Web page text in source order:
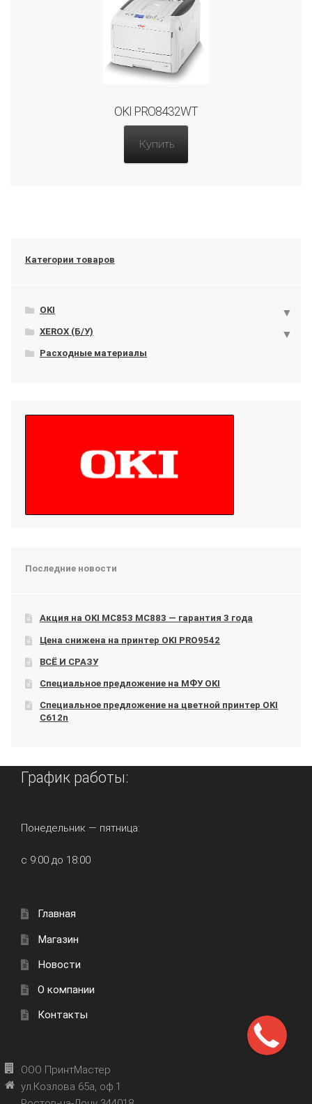
OKI PRO8432WT
Купить
Категории товаров
OKI
XEROX (Б/У)
Расходные материалы
Последние новости
Акция на OKI МС853 МС883 — гарантия 3 года
Цена снижена на принтер OKI PRO9542
ВСЁ И СРАЗУ
Специальное предложение на МФУ OKI
Специальное предложение на цветной принтер OKI
C612n
График работы:
Понедельник — пятница:
с 9:00 до 18:00
Главная
Магазин
Новости
О компании
Контакты
ООО ПринтМастер
ул.Козлова 65а, оф.1